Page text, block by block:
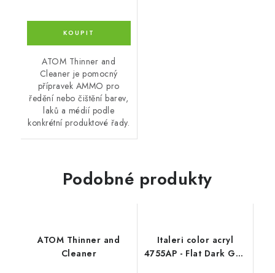
ATOM Thinner and
Cleaner je pomocný
přípravek AMMO pro
ředění nebo čištění barev,
laků a médií podle
konkrétní produktové řady.
Podobné produkty
ATOM Thinner and
Cleaner
Italeri color acryl
4755AP - Flat Dark Gull